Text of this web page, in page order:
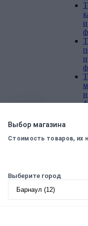
и
и
и
Выбор магазина
Стоимость товаров, их
Выберите город